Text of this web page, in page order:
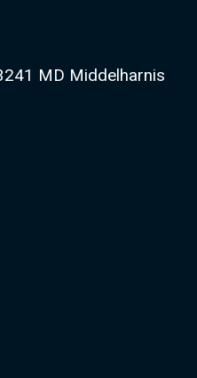
MD Middelharnis